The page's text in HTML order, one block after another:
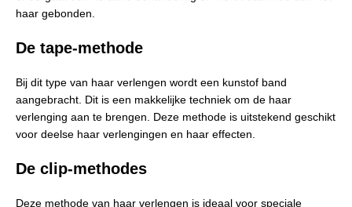
haar gebonden.
De tape-methode
Bij dit type van haar verlengen wordt een kunstof band
aangebracht. Dit is een makkelijke techniek om de haar
verlenging aan te brengen. Deze methode is uitstekend geschikt
voor deelse haar verlengingen en haar effecten.
De clip-methodes
Deze methode van haar verlengen is ideaal voor speciale